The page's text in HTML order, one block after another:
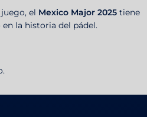
el Mexico Major 2025 tiene
la historia del pádel.